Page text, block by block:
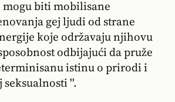
mogu biti mobilisane
gej ljudi od strane
koje održavaju njihovu
odbijajući da pruže
istinu o prirodi i
''.